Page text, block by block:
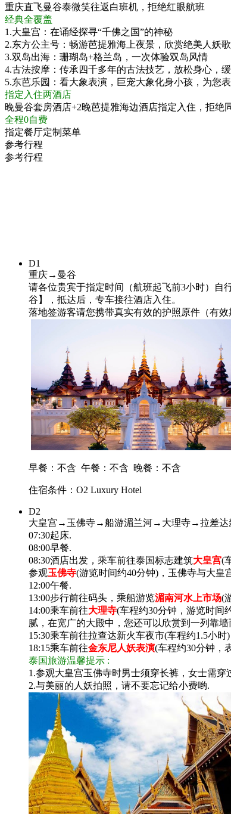
重庆直飞曼谷泰微笑往返白班机，拒绝红眼航班
经典全覆盖
1.大皇宫：在诵经探寻“千佛之国”的神秘
2.东方公主号：畅游芭提雅海上夜景，欣赏绝美人妖
3.双岛出海：珊瑚岛+格兰岛，一次体验双岛风情
4.古法按摩：传承四千多年的古法技艺，放松身心，
5.东芭乐园：看大象表演，巨宠大象化身小孩，为您
指定入住两酒店
晚曼谷套房酒店+2晚芭提雅海边酒店指定入住，拒绝
全程0自费
指定餐厅定制菜单
参考行程
参考行程
D1
重庆→曼谷
请各位贵宾于指定时间（航班起飞前3小时）自
谷】，抵达后，专车接往酒店入住。
落地签游客请您携带真实有效的护照原件（有
早餐：不含 午餐：不含 晚餐：不含
住宿条件：O2 Luxury Hotel
D2
大皇宫→玉佛寺→船游湄兰河→大理寺→拉差达
07:30起床.
08:00早餐.
08:30酒店出发，乘车前往泰国标志建筑大皇宫(
参观玉佛寺(游览时间约40分钟)，玉佛寺与大
12:00午餐.
13:00步行前往码头，乘船游览湄南河水上市场(
14:00乘车前往大理寺(车程约30分钟，游览时间
腻，在宽广的大殿中，您还可以欣赏到一列靠墙
15:30乘车前往拉查达新火车夜市(车程约1.5小
18:15乘车前往金东尼人妖表演(车程约30分钟，
泰国旅游温馨提示 :
1.参观大皇宫玉佛寺时男士须穿长裤，女士需穿
2.与美丽的人妖拍照，请不要忘记给小费哟.